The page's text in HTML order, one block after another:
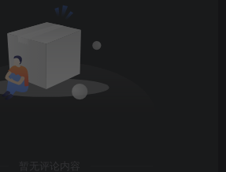
暂无评论内容